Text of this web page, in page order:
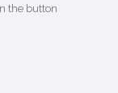
the button